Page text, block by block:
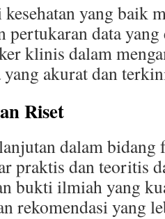
yang baik
pertukaran data
klinis dalam
yang akurat dan
Riset
dalam
praktis dan teoritis
bukti ilmiah yang
rekomendasi yang